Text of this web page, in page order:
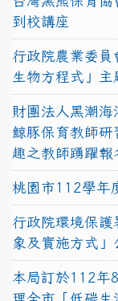
到校講座
行政院農業委
生物方程式」主
財團法人黑潮
鯨豚保育教師
趣之教師踴躍報
桃園市112學年
行政院環境保護
象及實施方式」
本局訂於112年
理全市「低碳生